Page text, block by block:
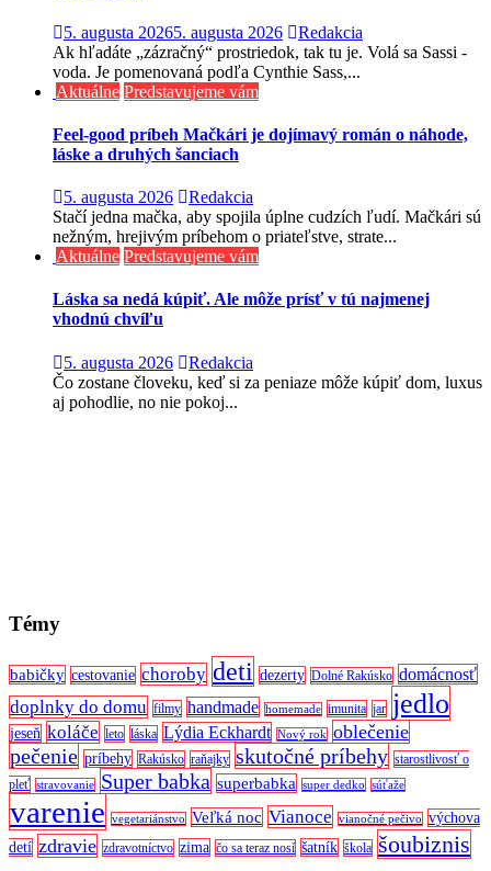
5. augusta 20265. augusta 2026
Redakcia
Ak hľadáte „zázračný“ prostriedok, tak tu je. Volá sa Sassi -
voda. Je pomenovaná podľa Cynthie Sass,...
Aktuálne Predstavujeme vám
Feel-good príbeh Mačkári je dojímavý román o náhode,
láske a druhých šanciach
5. augusta 2026
Redakcia
Stačí jedna mačka, aby spojila úplne cudzích ľudí. Mačkári sú
nežným, hrejivým príbehom o priateľstve, strate...
Aktuálne Predstavujeme vám
Láska sa nedá kúpiť. Ale môže prísť v tú najmenej
vhodnú chvíľu
5. augusta 2026
Redakcia
Čo zostane človeku, keď si za peniaze môže kúpiť dom, luxus
aj pohodlie, no nie pokoj...
Témy
babičky cestovanie choroby deti dezerty Dolné Rakúsko domácnosť
doplnky do domu filmy handmade homemade imunita jar jedlo
jeseň koláče leto láska Lýdia Eckhardt Nový rok oblečenie
pečenie príbehy Rakúsko raňajky skutočné príbehy starostlivosť o
pleť stravovanie Super babka superbabka super dedko súťaže
varenie vegetariánstvo Veľká noc Vianoce vianočné pečivo
výchova
detí zdravie zdravotníctvo zima čo sa teraz nosí šatník škola šoubiznis